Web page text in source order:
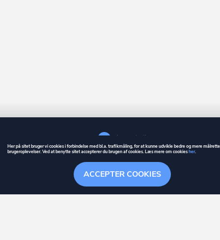
Søgehistorik Menu
GUIDE BETINGELSER
er et registreret varemærke tilhørende ownr ApS – CVR nr.: 36 40 88
Stationsparken 26. 2., 2600 Glostrup, info@ownr.dk
ACCEPTER COOKIES
Her på sitet bruger vi cookies i forbindelse med bl.a. trafikmåling, for at kunne udvikle bedre og mere
brugeroplevelser. Ved at benytte sitet accepterer du brugen af cookies. Læs mere om cookiesher.